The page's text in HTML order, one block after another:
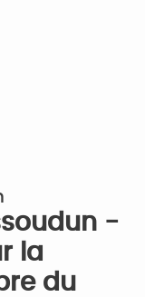
-
la
du